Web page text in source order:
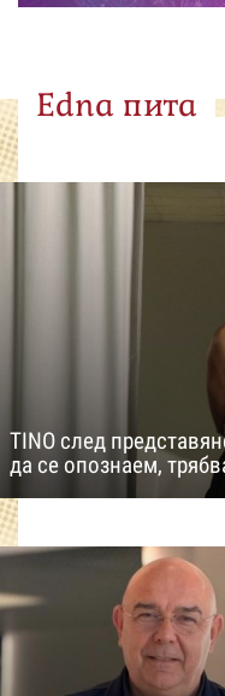
Edna пита
TINO след
да се опознаем,